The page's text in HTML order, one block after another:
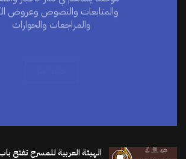
والمراجعات والحوارات
الهيئة العربية للمسرح تفتح